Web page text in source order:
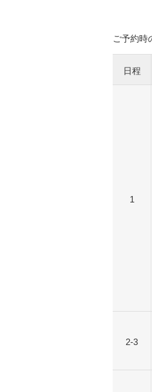
ご予約時
日程
1
2-3